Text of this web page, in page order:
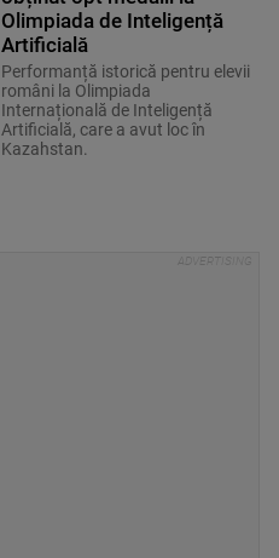
Olimpiada de Inteligență
Artificială
Performanță istorică pentru elevii
români la Olimpiada
Internațională de Inteligență
Artificială, care a avut loc în
Kazahstan.